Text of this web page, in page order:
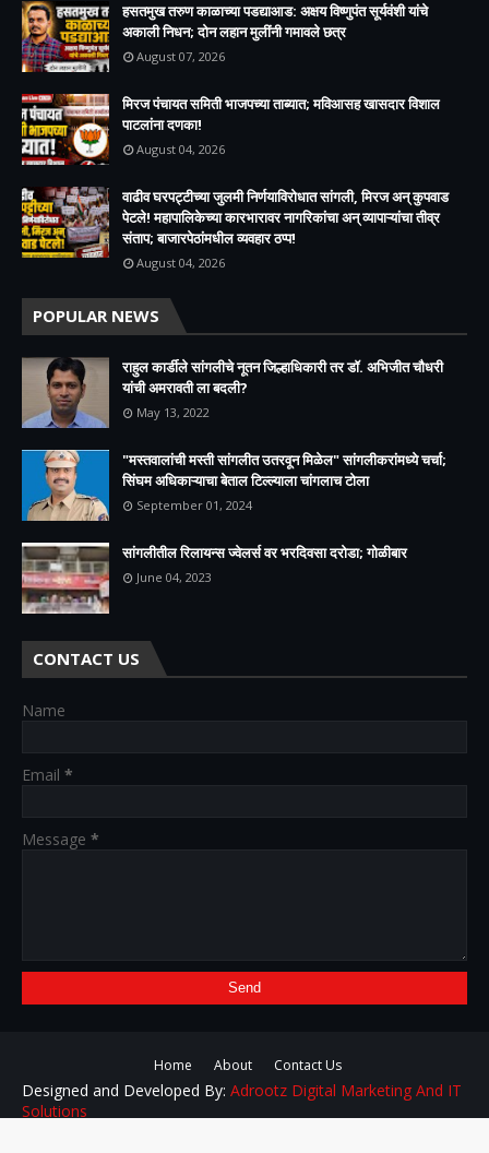
हसतमुख तरुण काळाच्या पडद्याआड: अक्षय विष्णुपंत सूर्यवंशी यांचे
अकाली निधन; दोन लहान मुलींनी गमावले छत्र
August 07, 2026
मिरज पंचायत समिती भाजपच्या ताब्यात; मविआसह खासदार विशाल
पाटलांना दणका!
August 04, 2026
वाढीव घरपट्टीच्या जुलमी निर्णयाविरोधात सांगली, मिरज अन् कुपवाड
पेटले! महापालिकेच्या कारभारावर नागरिकांचा अन् व्यापाऱ्यांचा तीव्र
संताप; बाजारपेठांमधील व्यवहार ठप्प!​
August 04, 2026
POPULAR NEWS
राहुल कार्डीले सांगलीचे नूतन जिल्हाधिकारी तर डॉ. अभिजीत चौधरी
यांची अमरावती ला बदली?
May 13, 2022
"मस्तवालांची मस्ती सांगलीत उतरवून मिळेल" सांगलीकरांमध्ये चर्चा;
सिंघम अधिकाऱ्याचा बेताल टिल्ल्याला चांगलाच टोला
September 01, 2024
सांगलीतील रिलायन्स ज्वेलर्स वर भरदिवसा दरोडा; गोळीबार
June 04, 2023
CONTACT US
Name
Email *
Message *
Home About Contact Us
Designed and Developed By: Adrootz Digital Marketing And IT
Solutions